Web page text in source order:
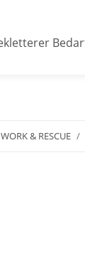
WORK & RESCUE